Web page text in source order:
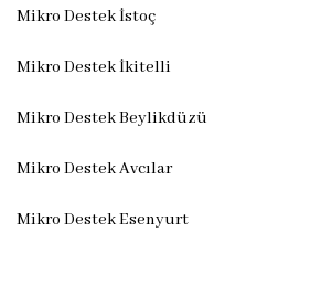
Mikro Destek İstoç
Mikro Destek İkitelli
Mikro Destek Beylikdüzü
Mikro Destek Avcılar
Mikro Destek Esenyurt